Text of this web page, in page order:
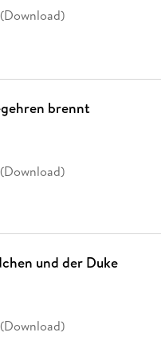
brennt
und der Duke